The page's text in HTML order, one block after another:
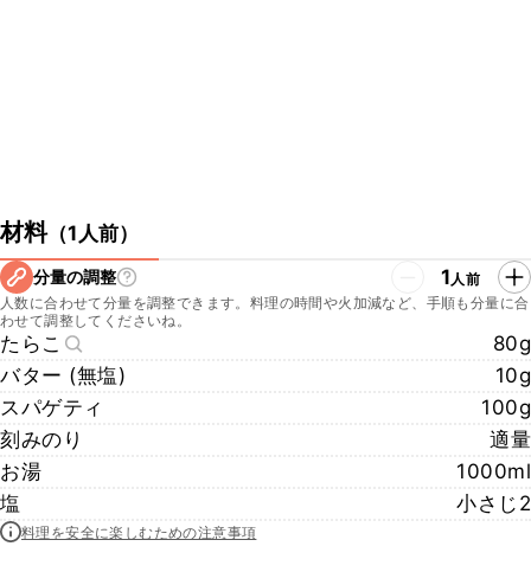
材料（1人前）
分量の調整 1人前
人数に合わせて分量を調整できます。料理の時間や火加減など、手順も分量に合
わせて調整してくださいね。
たらこ
80g
バター (無塩)
10g
スパゲティ
100g
刻みのり
適量
お湯
1000ml
塩
小さじ2
料理を安全に楽しむための注意事項